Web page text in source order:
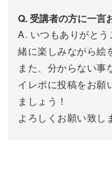
Q. 受講者の方に一言
A. いつもありがと
緒に楽しみながら絵
また、分からない事
イレポに投稿をお願
ましょう！
よろしくお願い致し